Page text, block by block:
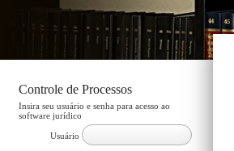
Controle de Processos
Insira seu usuário e senha para acesso ao
software jurídico
Usuário